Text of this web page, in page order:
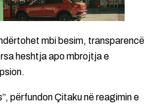
mbi besim, transparencë
heshtja apo mbrojtja e
përfundon Çitaku në reagimin e